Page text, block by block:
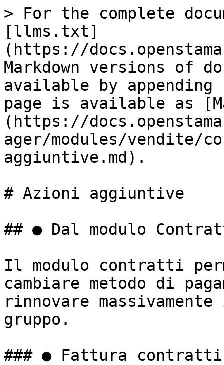
> For the complete
[llms.txt]
(https://
Markdown versions of
available by
page is available as
(https://
ager/modules/
aggiuntive.md).
# Azioni aggiuntive
## ● Dal modulo
Il modulo contratti
cambiare metodo di
rinnovare
gruppo.
### ● Fattura contratti